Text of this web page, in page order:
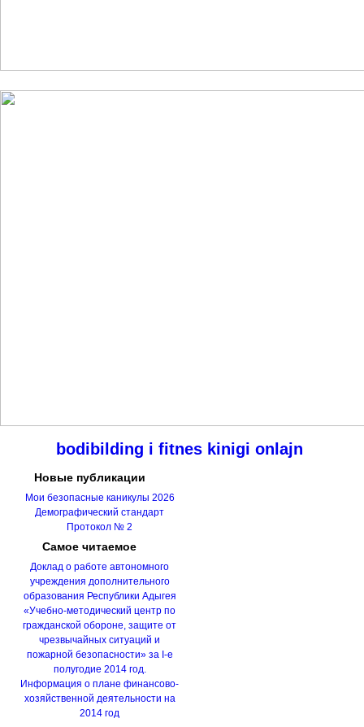
bodibilding i fitnes kinigi onlajn
Новыепубликации
Мои безопасные каникулы 2026
Демографический стандарт
Протокол № 2
Самое читаемое
Доклад о работе автономного
учреждения дополнительного
образования Республики Адыгея
«Учебно-методический центр по
гражданской обороне, защите от
чрезвычайных ситуаций и
пожарной безопасности» за I-е
полугодие 2014 год.
Информация о плане финансово-
хозяйственной деятельности на
2014 год